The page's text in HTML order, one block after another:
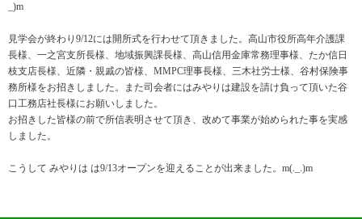
_)m
見学会が終わり9/12には開所式を行わせて頂きました。高山市役所高年介護課
長様、一之宮支所長様、地域振興課長様、高山信用金庫常務理事様、たか信日
枝支店長様、近隣・親戚の皆様、MMPC理事長様、三木社労士様、谷村保険事
務所様をお招きしました。また司会者にはみやりは建設を請け負って頂いた谷
口工務店社長様にお願いしました。
お招きした皆様の前で所信表明させて頂き、改めて事業が始められた事を実感
しました。
こうして みやりは は9/13オープンを迎えることが出来ました。m(._.)m